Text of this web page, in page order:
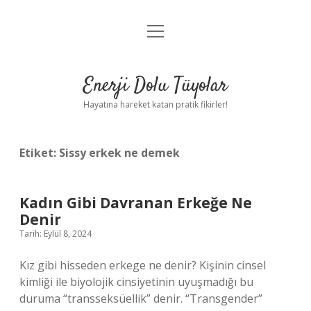
Anasayfa
Yasal Uyarı
menüyü
Enerji Dolu Tüyolar
Hayatına hareket katan pratik fikirler!
Etiket: Sissy erkek ne demek
Kadın Gibi Davranan Erkeğe Ne
Denir
Tarih: Eylül 8, 2024
Kız gibi hisseden erkege ne denir? Kişinin cinsel
kimliği ile biyolojik cinsiyetinin uyuşmadığı bu
duruma “transseksüellik” denir. “Transgender”